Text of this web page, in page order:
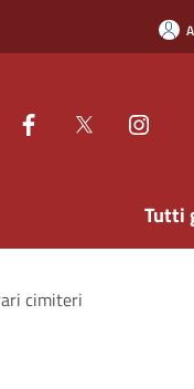
Tutti
cimiteri